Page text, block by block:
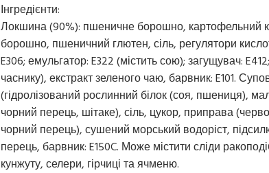
Інгредієнти:
Локшина (90%): пшеничне борошно, картофельний
борошно, пшеничний глютен, сіль, регулятори
E306; емульгатор: E322 (містить сою); загущувач:
часнику), екстракт зеленого чаю, барвник: E101.
(гідролізований рослинний білок (соя, пшениця),
чорний перець, шітаке), сіль, цукор, приправа
чорний перець), сушений морський водоріст,
перець, барвник: E150C. Може містити сліди
кунжуту, селери, гірчиці та ячменю.